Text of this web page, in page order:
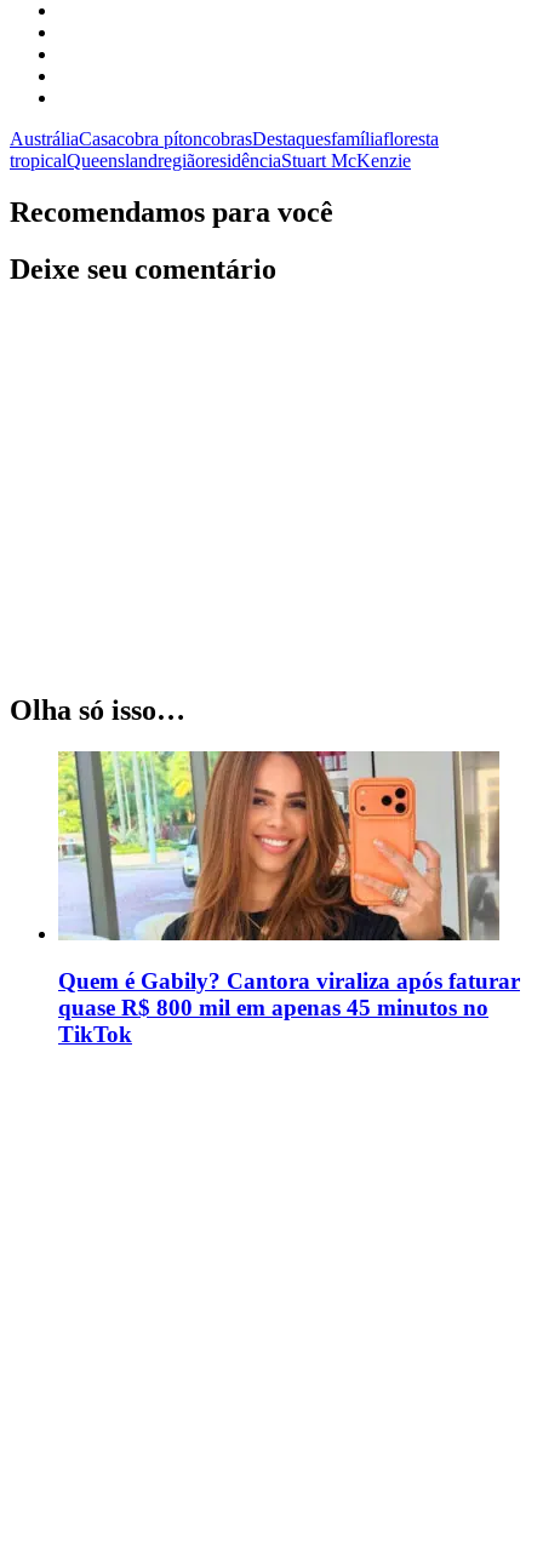
AustráliaCasacobra pítoncobrasDestaquesfamíliafloresta
tropicalQueenslandregiãoresidênciaStuart McKenzie
Recomendamos para você
Deixe seu comentário
Olha só isso…
Quem é Gabily? Cantora viraliza após faturar
quase R$ 800 mil em apenas 45 minutos no
TikTok